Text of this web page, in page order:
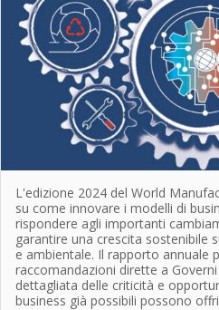
L'edizione 2024 del World
su come innovare i modelli di
rispondere agli importanti
garantire una crescita sostenibile
e ambientale. Il rapporto annuale
raccomandazioni dirette a Governi
dettagliata delle criticità e
business già possibili possono